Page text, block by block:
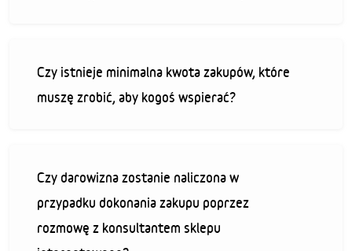
Czy istnieje minimalna kwota zakupów, które
muszę zrobić, aby kogoś wspierać?
Czy darowizna zostanie naliczona w
przypadku dokonania zakupu poprzez
rozmowę z konsultantem sklepu